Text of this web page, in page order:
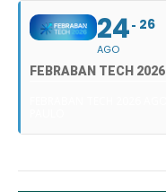
24
AGO
26
FEBRABAN TECH 2026